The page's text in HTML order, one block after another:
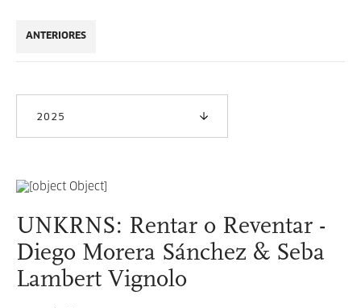
ANTERIORES
2025
UNKRNS: Rentar o Reventar -
Diego Morera Sánchez & Seba
Lambert Vignolo